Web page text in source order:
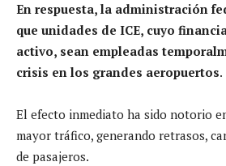
En respuesta, la administración
que unidades de ICE, cuyo
activo, sean empleadas
crisis en los grandes aeropuertos.
El efecto inmediato ha sido notorio
mayor tráfico, generando retrasos,
de pasajeros.